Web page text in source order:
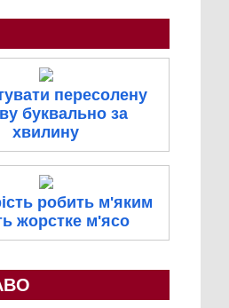
пересолену
буквально за
хвилину
робить м'яким
жорстке м'ясо